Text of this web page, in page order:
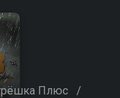
Плюс /